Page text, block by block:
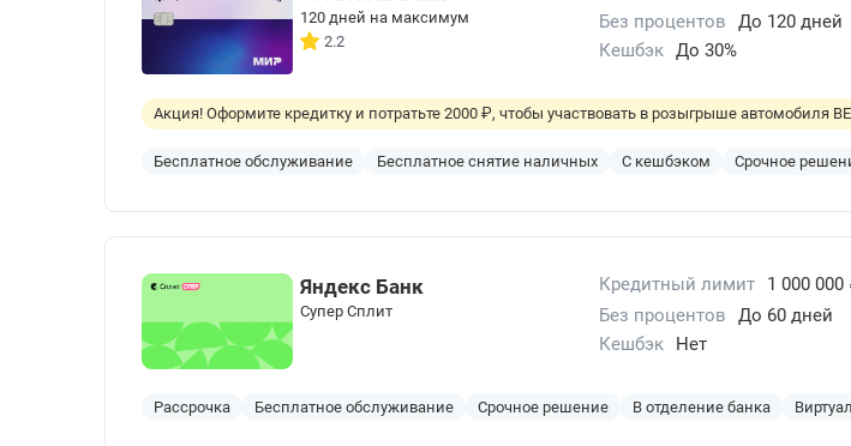
120 дней на максимум
2.2
Без процентов
До 120 дней
Кешбэк До 30%
Акция! Оформите кредитку и потратьте 2000 ₽, чтобы участвовать в розыгрыше автомобиля
Бесплатное обслуживание Бесплатное снятие наличных С кешбэком Срочное
Яндекс Банк
Cупер Сплит
Кредитный лимит 1 000 000
Без процентов
До 60 дней
Кешбэк
Нет
Рассрочка Бесплатное обслуживание Срочное решение В отделение банка